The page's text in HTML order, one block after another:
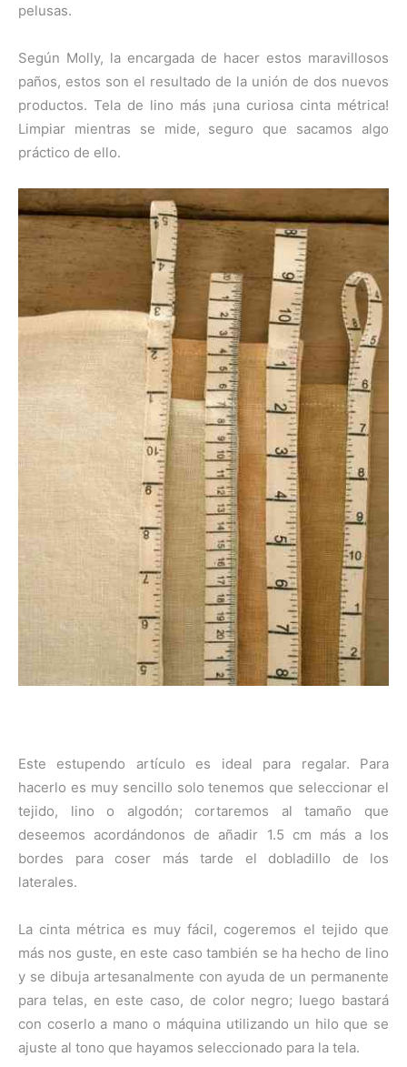
pelusas.
Según Molly, la encargada de hacer estos maravillosos
paños, estos son el resultado de la unión de dos nuevos
productos. Tela de lino más ¡una curiosa cinta métrica!
Limpiar mientras se mide, seguro que sacamos algo
práctico de ello.
Este estupendo artículo es ideal para regalar. Para
hacerlo es muy sencillo solo tenemos que seleccionar el
tejido, lino o algodón; cortaremos al tamaño que
deseemos acordándonos de añadir 1.5 cm más a los
bordes para coser más tarde el dobladillo de los
laterales.
La cinta métrica es muy fácil, cogeremos el tejido que
más nos guste, en este caso también se ha hecho de lino
y se dibuja artesanalmente con ayuda de un permanente
para telas, en este caso, de color negro; luego bastará
con coserlo a mano o máquina utilizando un hilo que se
ajuste al tono que hayamos seleccionado para la tela.